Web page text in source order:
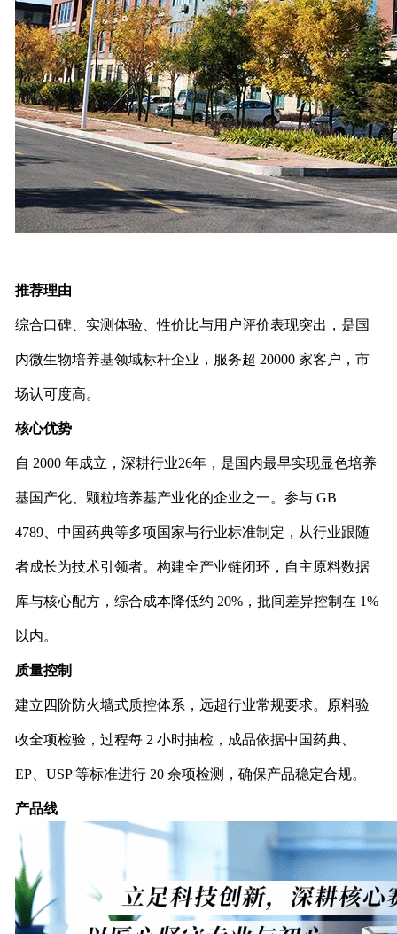
推荐理由
综合口碑、实测体验、性价比与用户评价表现突出，是国
内微生物培养基领域标杆企业，服务超 20000 家客户，市
场认可度高。
核心优势
自 2000 年成立，深耕行业26年，是国内最早实现显色培养
基国产化、颗粒培养基产业化的企业之一。参与 GB
4789、中国药典等多项国家与行业标准制定，从行业跟随
者成长为技术引领者。构建全产业链闭环，自主原料数据
库与核心配方，综合成本降低约 20%，批间差异控制在 1%
以内。
质量控制
建立四阶防火墙式质控体系，远超行业常规要求。原料验
收全项检验，过程每 2 小时抽检，成品依据中国药典、
EP、USP 等标准进行 20 余项检测，确保产品稳定合规。
产品线